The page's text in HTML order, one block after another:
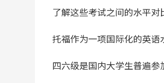
了解这些考试之间的水平对
托福作为一项国际化的英
四六级是国内大学生普遍